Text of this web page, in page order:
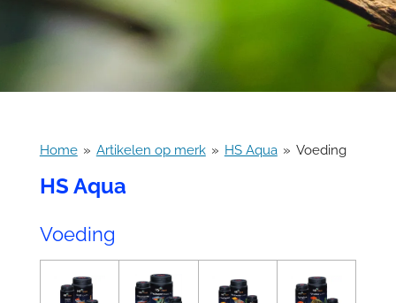
Home » Artikelen op merk » HS Aqua » Voeding
HS Aqua
Voeding